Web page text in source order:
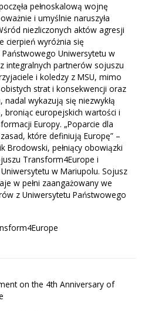
pełnoskalową wojnę
i umyślnie naruszyła
niezliczonych aktów agresji
cierpień wyróżnia się
Uniwersytetu w
integralnych partnerów sojuszu
i koledzy z MSU, mimo
strat i konsekwencji oraz
nadal wykazują się niezwykłą
broniąc europejskich wartości i
Europy. „Poparcie dla
które definiują Europę” –
Brodowski, pełniący obowiązki
Transform4Europe i
w Mariupolu. Sojusz
w pełni zaangażowany we
z Uniwersytetu Państwowego
on the 4th Anniversary of